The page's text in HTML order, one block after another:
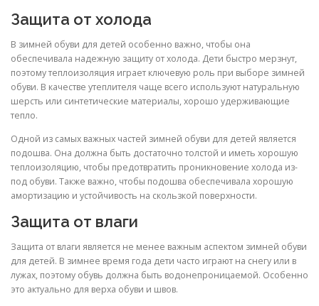
Защита от холода
В зимней обуви для детей особенно важно, чтобы она
обеспечивала надежную защиту от холода. Дети быстро мерзнут,
поэтому теплоизоляция играет ключевую роль при выборе зимней
обуви. В качестве утеплителя чаще всего используют натуральную
шерсть или синтетические материалы, хорошо удерживающие
тепло.
Одной из самых важных частей зимней обуви для детей является
подошва. Она должна быть достаточно толстой и иметь хорошую
теплоизоляцию, чтобы предотвратить проникновение холода из-
под обуви. Также важно, чтобы подошва обеспечивала хорошую
амортизацию и устойчивость на скользкой поверхности.
Защита от влаги
Защита от влаги является не менее важным аспектом зимней обуви
для детей. В зимнее время года дети часто играют на снегу или в
лужах, поэтому обувь должна быть водонепроницаемой. Особенно
это актуально для верха обуви и швов.